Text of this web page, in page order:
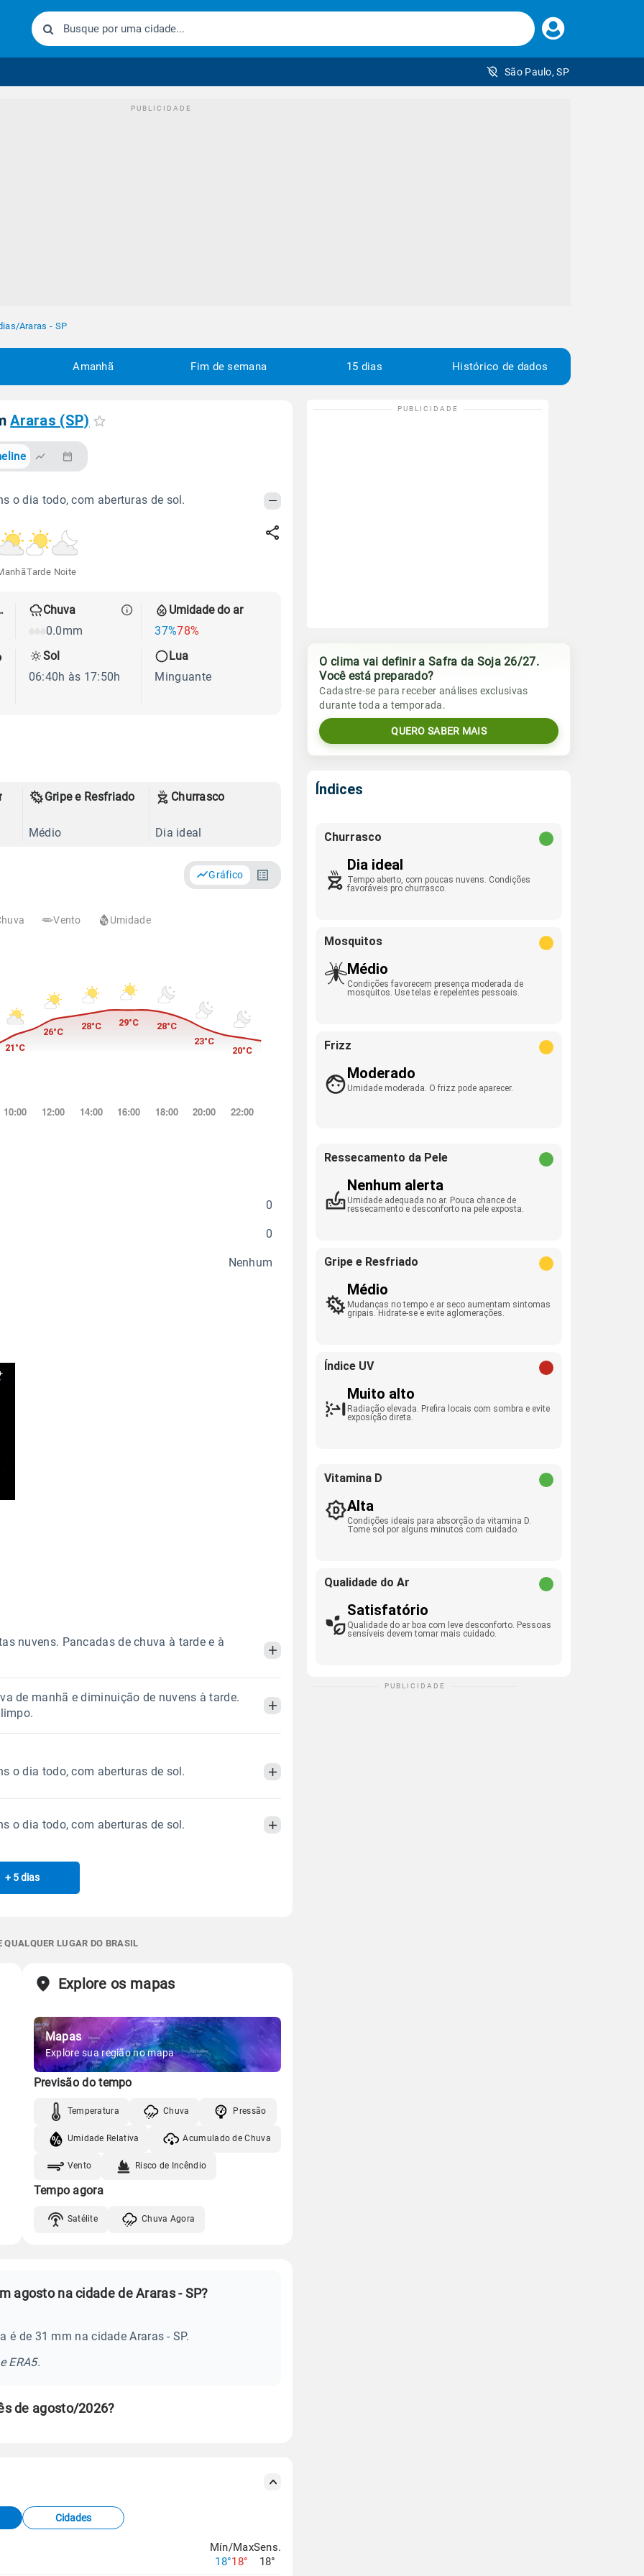
Faça
seu
São Paulo, SP
/Araras - SP
Amanhã Fim de semana 15 dias Histórico de dados
Araras (SP)
o dia todo, com aberturas de sol.
Tarde Noite
Chuva
0.0mm
Umidade do ar
37%78%
Sol
06:40h às 17:50h
Lua
Minguante
Gripe e Resfriado
Médio
Churrasco
Dia ideal
Gráfico
Vento Umidade
0
0
Nenhum
nuvens. Pancadas de chuva à tarde e à
Manhã
2.0mm
46%93%
06:40h às 17:50h
Minguante
de manhã e diminuição de nuvens à tarde.
Chuva
5.2mm
Umidade do ar
45%95%
Sol
06:39h às 17:51h
Vento Umidade
o dia todo, com aberturas de sol.
Tarde Noite
Vento Umidade
o dia todo, com aberturas de sol.
ManhãTarde
0.0mm
06:38h às 17:52h
Minguante
Gráfico
Vento Umidade
+ 5 dias
LUGAR DO BRASIL
Explore os mapas
Mapas
Explore sua região no mapa
Previsão do tempo
Temperatura Chuva Pressão
Umidade Relativa Acumulado de Chuva
Vento Risco de Incêndio
Tempo agora
Satélite Chuva Agora
agosto na cidade de Araras - SP?
é de 31 mm na cidade Araras - SP.
ERA5.
de agosto/2026?
Cidades
Mín/Max
18°18°
Sens.
18°
O clima vai definir a Safra da Soja 26/27.
Você está preparado?
Cadastre-se para receber análises exclusivas
durante toda a temporada.
QUERO SABER MAIS
Índices
Churrasco
Dia ideal
Tempo aberto, com poucas nuvens. Condições
favoráveis pro churrasco.
Mosquitos
Médio
Condições favorecem presença moderada de
mosquitos. Use telas e repelentes pessoais.
Frizz
Moderado
Umidade moderada. O frizz pode aparecer.
Ressecamento da Pele
Nenhum alerta
Umidade adequada no ar. Pouca chance de
ressecamento e desconforto na pele exposta.
Gripe e Resfriado
Médio
Mudanças no tempo e ar seco aumentam sintomas
gripais. Hidrate-se e evite aglomerações.
Índice UV
Muito alto
Radiação elevada. Prefira locais com sombra e evite
exposição direta.
Vitamina D
Alta
Condições ideais para absorção da vitamina D.
Tome sol por alguns minutos com cuidado.
Qualidade do Ar
Satisfatório
Qualidade do ar boa com leve desconforto. Pessoas
sensíveis devem tomar mais cuidado.